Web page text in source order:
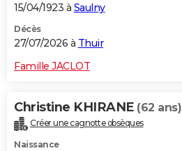
15/04/1923 à Saulny
Décès
27/07/2026 à Thuir
Famille JACLOT
Christine KHIRANE (62 ans)
Créer une cagnotte obsèques
Naissance